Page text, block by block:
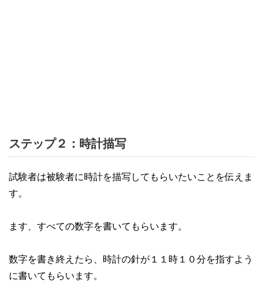
ステップ２：時計描写
試験者は被験者に時計を描写してもらいたいことを伝えま
す。
ます、すべての数字を書いてもらいます。
数字を書き終えたら、時計の針が１１時１０分を指すよう
に書いてもらいます。